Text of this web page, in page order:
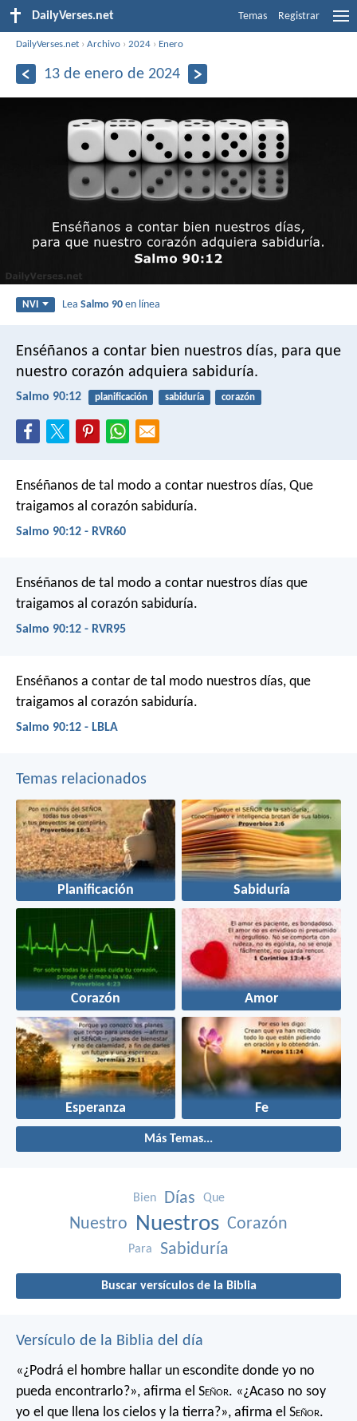
DailyVerses.net Temas Registrar
DailyVerses.net ›Archivo ›2024 › Enero
13 de enero de 2024
NVI LeaSalmo 90 en línea
Enséñanos a contar bien nuestros días, para que
nuestro corazón adquiera sabiduría.
Salmo 90:12 planificación sabiduría corazón
Enséñanos de tal modo a contar nuestros días, Que
traigamos al corazón sabiduría.
Salmo 90:12 - RVR60
Enséñanos de tal modo a contar nuestros días que
traigamos al corazón sabiduría.
Salmo 90:12 - RVR95
Enséñanos a contar de tal modo nuestros días, que
traigamos al corazón sabiduría.
Salmo 90:12 - LBLA
Temas relacionados
Planificación Sabiduría
Corazón Amor
Esperanza Fe
Más Temas...
Bien Días Que
Nuestro Nuestros Corazón
Para Sabiduría
Buscar versículos de la Biblia
Versículo de la Biblia del día
«¿Podrá el hombre hallar un escondite donde yo no
pueda encontrarlo?», afirma el Señor. «¿Acaso no soy
yo el que llena los cielos y la tierra?», afirma el Señor.